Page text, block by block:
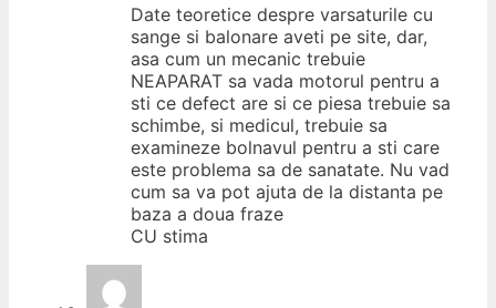
Date teoretice despre varsaturile cu
sange si balonare aveti pe site, dar,
asa cum un mecanic trebuie
NEAPARAT sa vada motorul pentru a
sti ce defect are si ce piesa trebuie sa
schimbe, si medicul, trebuie sa
examineze bolnavul pentru a sti care
este problema sa de sanatate. Nu vad
cum sa va pot ajuta de la distanta pe
baza a doua fraze
CU stima